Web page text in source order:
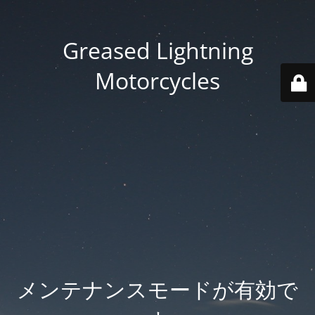
Greased Lightning
Motorcycles
メンテナンスモードが有効で